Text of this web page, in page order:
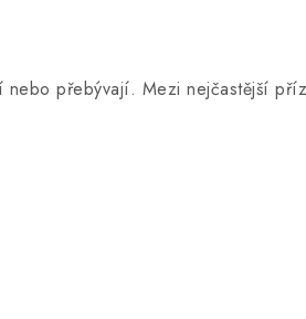
nebo přebývají. Mezi nejčastější